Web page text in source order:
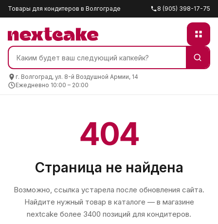
Товары для кондитеров в Волгограде 8 (905) 398-17-75
г. Волгоград, ул. 8-й Воздушной Армии, 14
Ежедневно 10:00 – 20:00
404
Страница не найдена
Возможно, ссылка устарела после обновления сайта.
Найдите нужный товар в каталоге — в магазине
nextcake более 3400 позиций для кондитеров.